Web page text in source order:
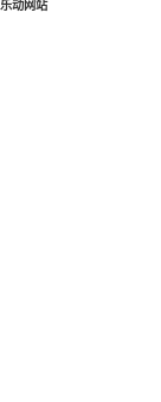
乐动网站